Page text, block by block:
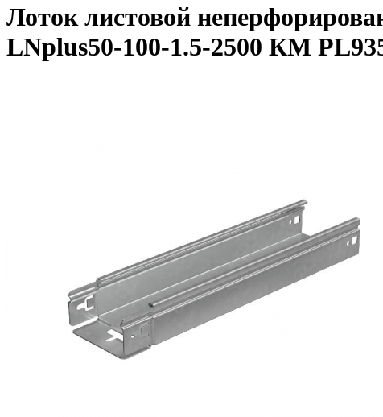
Лоток листовой
LNplus50-100-1.5-2500 КМ